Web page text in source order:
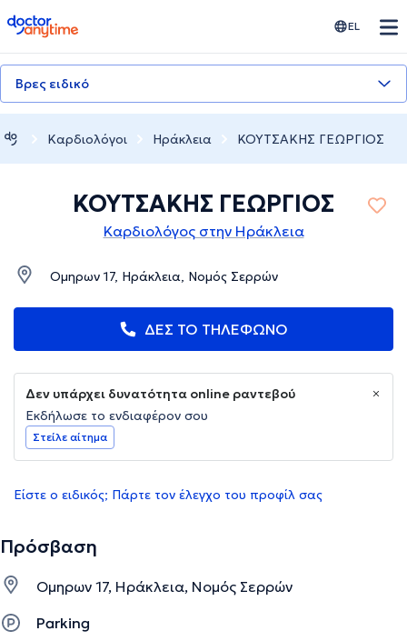
doctoranytime EL
Βρες ειδικό
Καρδιολόγοι Ηράκλεια ΚΟΥΤΣΑΚΗΣ ΓΕΩΡΓΙΟΣ
ΚΟΥΤΣΑΚΗΣ ΓΕΩΡΓΙΟΣ
Καρδιολόγος στην Ηράκλεια
Ομηρων 17, Ηράκλεια, Νομός Σερρών
ΔΕΣ ΤΟ ΤΗΛΕΦΩΝΟ
Δεν υπάρχει δυνατότητα online ραντεβού
Εκδήλωσε το ενδιαφέρον σου
Στείλε αίτημα
Είστε ο ειδικός; Πάρτε τον έλεγχο του προφίλ σας
Πρόσβαση
Ομηρων 17, Ηράκλεια, Νομός Σερρών
Parking